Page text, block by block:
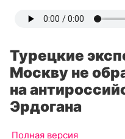
Турецкие
Москву не
на
Эрдогана
Полная версия